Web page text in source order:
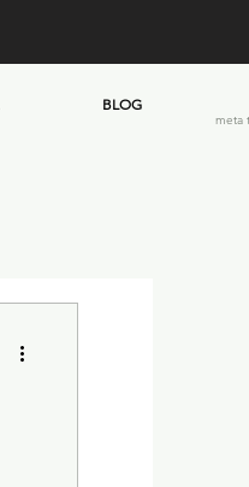
BLOG
meta